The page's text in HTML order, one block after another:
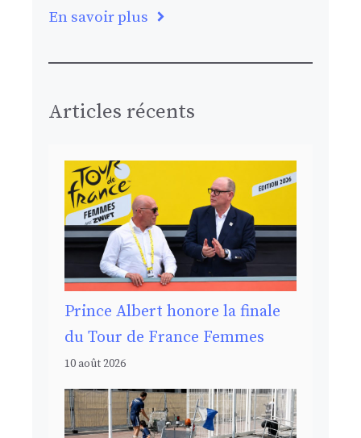
En savoir plus
Articles récents
Prince Albert honore la finale
du Tour de France Femmes
10 août 2026